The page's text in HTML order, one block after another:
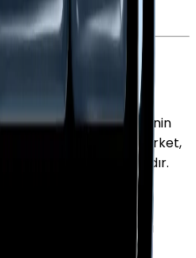
markalar ilgili sahiplerinin
kullanılan tüm şirket,
tanımlama amaçlıdır.
Sokağı No:5, İç Kapı